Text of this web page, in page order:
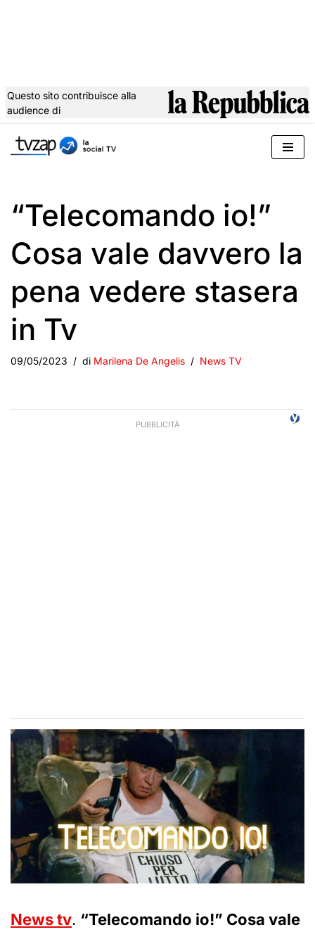
al
Questo sito contribuisce alla
audience di
“Telecomando io!”
Cosa vale davvero la
pena vedere stasera
in Tv
09/05/2023 di Marilena De Angelis News TV
News tv. “Telecomando io!” Cosa vale